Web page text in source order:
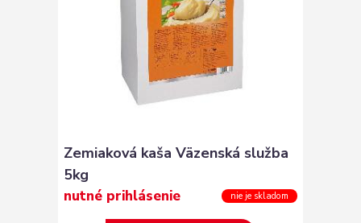
Zemiaková kaša Väzenská služba
5kg
nutné prihlásenie nie je skladom